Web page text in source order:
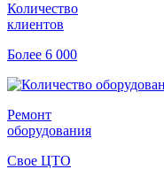
Количество
клиентов
Более 6 000
Ремонт
оборудования
Свое ЦТО